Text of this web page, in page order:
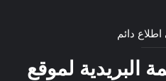
دائم
البريدية لموقع